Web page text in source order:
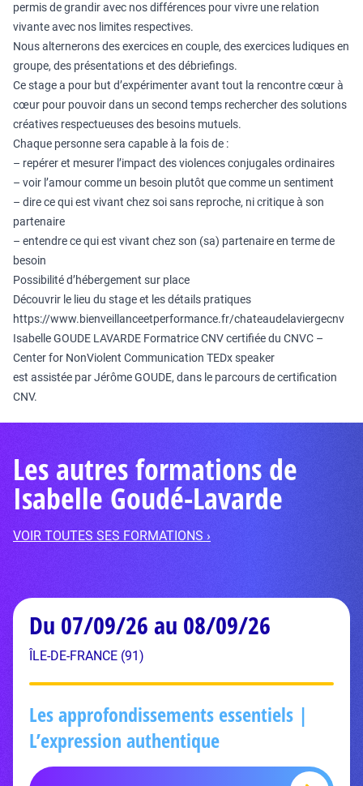
permis de grandir avec nos différences pour vivre une relation
vivante avec nos limites respectives.
Nous alternerons des exercices en couple, des exercices ludiques en
groupe, des présentations et des débriefings.
Ce stage a pour but d’expérimenter avant tout la rencontre cœur à
cœur pour pouvoir dans un second temps rechercher des solutions
créatives respectueuses des besoins mutuels.
Chaque personne sera capable à la fois de :
– repérer et mesurer l’impact des violences conjugales ordinaires
– voir l’amour comme un besoin plutôt que comme un sentiment
– dire ce qui est vivant chez soi sans reproche, ni critique à son
partenaire
– entendre ce qui est vivant chez son (sa) partenaire en terme de
besoin
Possibilité d’hébergement sur place
Découvrir le lieu du stage et les détails pratiques
https://www.bienveillanceetperformance.fr/chateaudelaviergecnv
Isabelle GOUDE LAVARDE Formatrice CNV certifiée du CNVC –
Center for NonViolent Communication TEDx speaker
est assistée par Jérôme GOUDE, dans le parcours de certification
CNV.
Les autres formations de
Isabelle Goudé-Lavarde
VOIR TOUTES SES FORMATIONS ›
Du 07/09/26 au 08/09/26
ÎLE-DE-FRANCE (91)
Les approfondissements essentiels |
L’expression authentique